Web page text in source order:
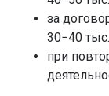
за
30−40
при